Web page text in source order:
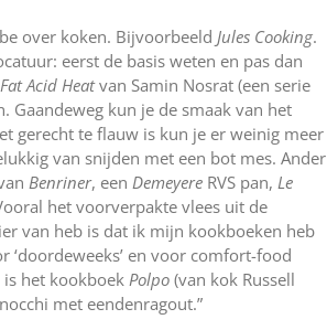
over koken. Bijvoorbeeld Jules Cooking.
eerst de basis weten en pas dan
Acid Heatvan Samin Nosrat (een serie
Gaandeweg kun je de smaak van het
gerecht te flauw is kun je er weinig meer
van snijden met een bot mes. Ander
Benriner, een Demeyere RVS pan, Le
het voorverpakte vlees uit de
van heb is dat ik mijn kookboeken heb
‘doordeweeks’ en voor comfort-food
het kookboek Polpo(van kok Russell
met eendenragout.”